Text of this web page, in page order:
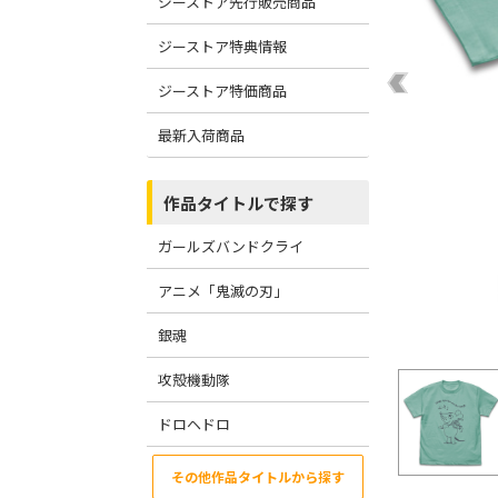
ジーストア特典情報
ジーストア特価商品
最新入荷商品
作品タイトルで探す
ガールズバンドクライ
アニメ「鬼滅の刃」
銀魂
攻殻機動隊
ドロヘドロ
その他作品タイトルから探す